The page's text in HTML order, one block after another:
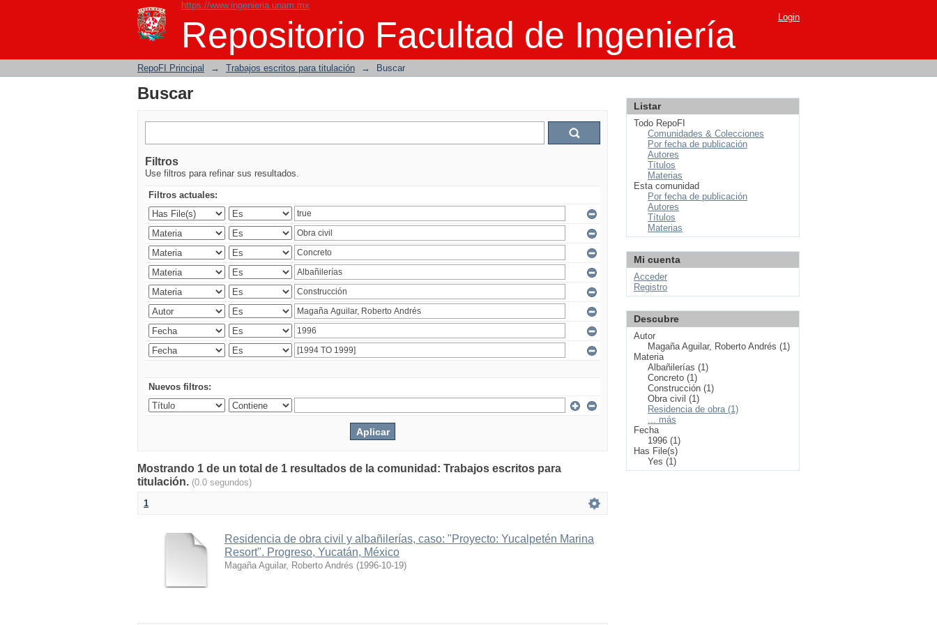
https://www.ingenieria.unam.mx
Repositorio Facultad de Ingeniería
Buscar Login
RepoFI Principal → Trabajos escritos para titulación → Buscar
Buscar
Filtros
Use filtros para refinar sus resultados.
Filtros actuales:
Nuevos filtros:
Mostrando 1 de un total de 1 resultados de la comunidad: Trabajos escritos para
titulación. (0.0 segundos)
1
Residencia de obra civil y albañilerías, caso: "Proyecto: Yucalpetén Marina
Resort". Progreso, Yucatán, México
Magaña Aguilar, Roberto Andrés (1996-10-19)
Listar
Todo RepoFI
Comunidades & Colecciones
Por fecha de publicación
Autores
Títulos
Materias
Esta comunidad
Por fecha de publicación
Autores
Títulos
Materias
Mi cuenta
Acceder
Registro
Descubre
Autor
Magaña Aguilar, Roberto Andrés (1)
Materia
Albañilerías (1)
Concreto (1)
Construcción (1)
Obra civil (1)
Residencia de obra (1)
... más
Fecha
1996 (1)
Has File(s)
Yes (1)